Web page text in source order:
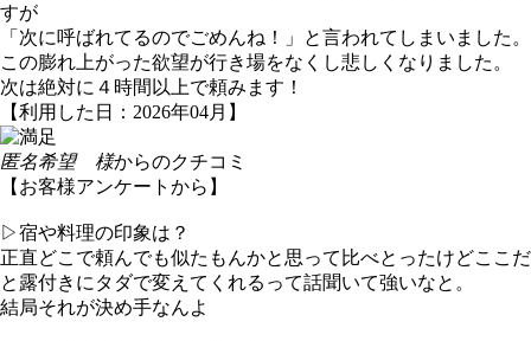
すが
「次に呼ばれてるのでごめんね！」と言われてしまいました。
この膨れ上がった欲望が行き場をなくし悲しくなりました。
次は絶対に４時間以上で頼みます！
【利用した日：2026年04月】
匿名希望 様からのクチコミ
【お客様アンケートから】
▷宿や料理の印象は？
正直どこで頼んでも似たもんかと思って比べとったけどここだ
と露付きにタダで変えてくれるって話聞いて強いなと。
結局それが決め手なんよ